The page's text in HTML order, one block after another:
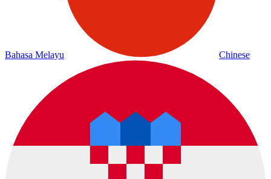
Bahasa Melayu Chinese